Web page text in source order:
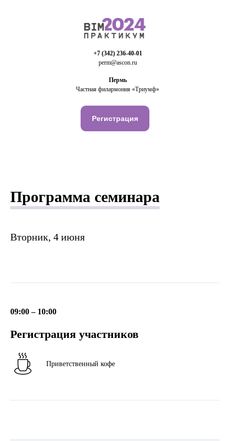
+7 (342) 236-40-01
perm@ascon.ru
Пермь
Частная филармония «Триумф»
Регистрация
Программа семинара
Вторник, 4 июня
09:00 – 10:00
Регистрация участников
Приветственный кофе